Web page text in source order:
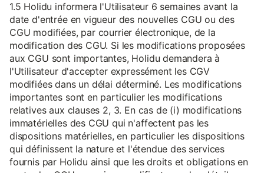
1.5 Holidu informera l'Utilisateur 6 semaines avant la
date d'entrée en vigueur des nouvelles CGU ou des
CGU modifiées, par courrier électronique, de la
modification des CGU. Si les modifications proposées
aux CGU sont importantes, Holidu demandera à
l'Utilisateur d'accepter expressément les CGV
modifiées dans un délai déterminé. Les modifications
importantes sont en particulier les modifications
relatives aux clauses 2, 3. En cas de (i) modifications
immatérielles des CGU qui n'affectent pas les
dispositions matérielles, en particulier les dispositions
qui définissent la nature et l'étendue des services
fournis par Holidu ainsi que les droits et obligations en